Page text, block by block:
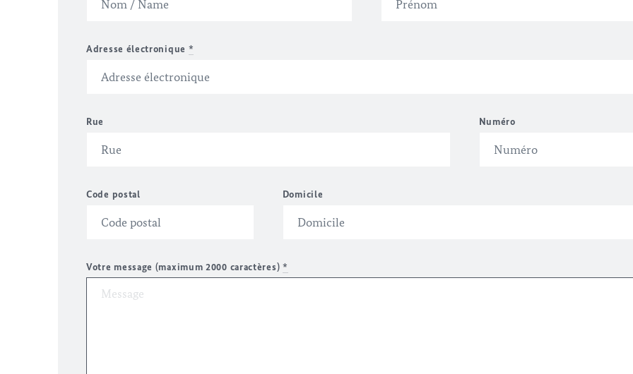
Adresse électronique *
Rue Numéro
Code postal Domicile
Votre message (maximum 2000 caractères) *